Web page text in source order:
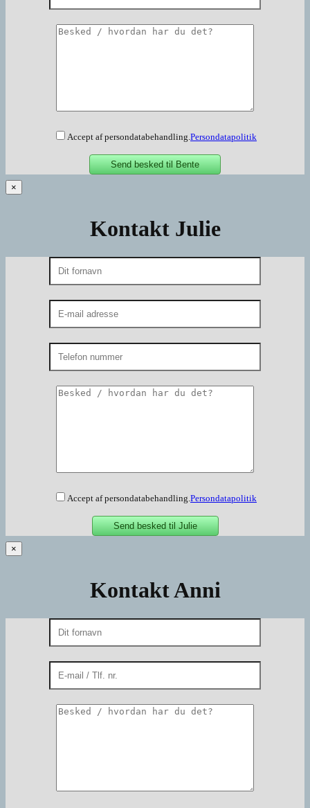
Accept af persondatabehandling. Persondatapolitik
×
Kontakt Julie
Accept af persondatabehandling. Persondatapolitik
×
Kontakt Anni